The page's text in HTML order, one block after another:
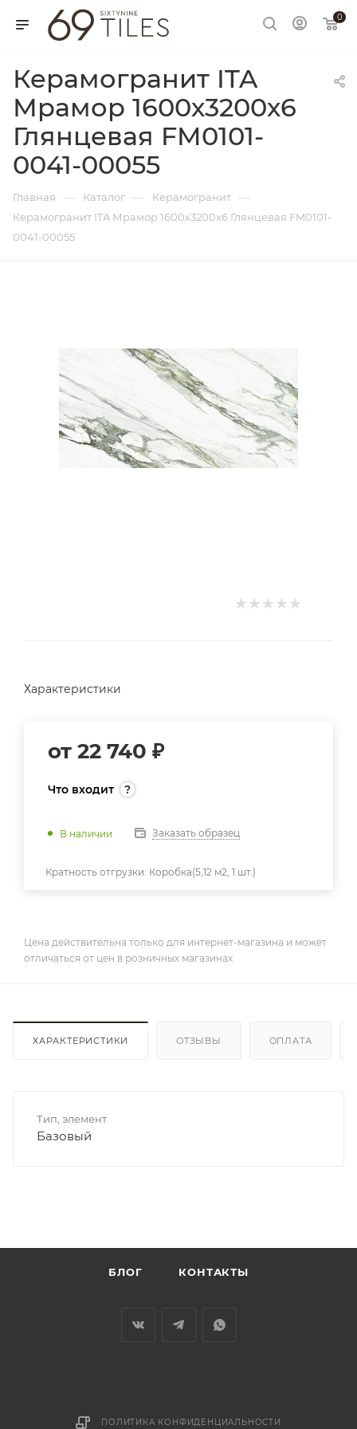
0
Керамогранит ITA
Мрамор 1600х3200х6
Глянцевая FM0101-
0041-00055
Главная — Каталог — Керамогранит —
Керамогранит ITA Мрамор 1600х3200х6 Глянцевая FM0101-
0041-00055
Характеристики
от 22 740 ₽
Что входит
В наличии Заказать образец
Кратность отгрузки: Коробка(5,12 м2, 1 шт.)
Цена действительна только для интернет-магазина и может
отличаться от цен в розничных магазинах
ХАРАКТЕРИСТИКИ ОТЗЫВЫ ОПЛАТА
Тип, элемент
Базовый
БЛОГ КОНТАКТЫ
ПОЛИТИКА КОНФИДЕНЦИАЛЬНОСТИ